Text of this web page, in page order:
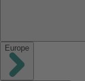
Europe